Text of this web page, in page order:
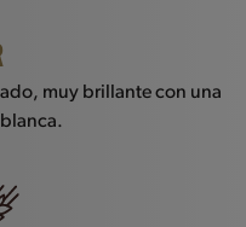
muy brillante con una